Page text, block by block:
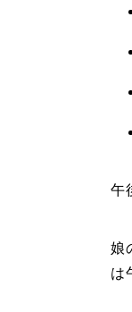
午
娘
は